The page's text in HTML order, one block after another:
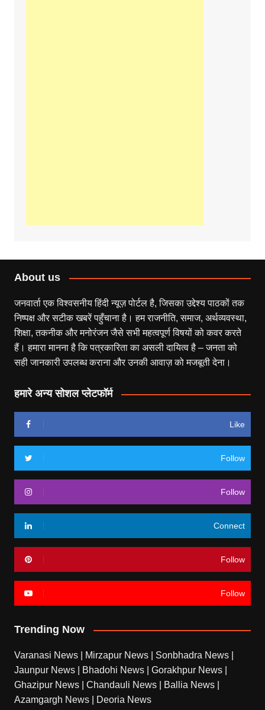
About us
जनवार्ता एक विश्वसनीय हिंदी न्यूज़ पोर्टल है, जिसका उद्देश्य पाठकों तक
निष्पक्ष और सटीक खबरें पहुँचाना है। हम राजनीति, समाज, अर्थव्यवस्था,
शिक्षा, तकनीक और मनोरंजन जैसे सभी महत्वपूर्ण विषयों को कवर करते
हैं। हमारा मानना है कि पत्रकारिता का असली दायित्व है – जनता को
सही जानकारी उपलब्ध कराना और उनकी आवाज़ को मजबूती देना।
हमारे अन्य सोशल प्लेटफॉर्म
Like
Follow
Follow
Connect
Follow
Follow
Trending Now
Varanasi News Mirzapur News Sonbhadra News
Jaunpur News
Bhadohi News Gorakhpur News
Ghazipur News
Chandauli News Ballia News
Azamgargh News
Deoria News